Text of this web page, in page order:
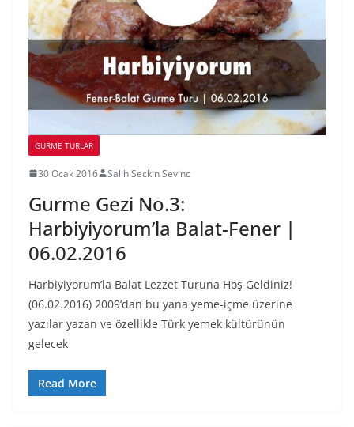
GURME TURLAR
30 Ocak 2016 Salih Seckin Sevinc
Gurme Gezi No.3:
Harbiyiyorum’la Balat-Fener |
06.02.2016
Harbiyiyorum’la Balat Lezzet Turuna Hoş Geldiniz!
(06.02.2016) 2009’dan bu yana yeme-içme üzerine
yazılar yazan ve özellikle Türk yemek kültürünün
gelecek
Read More